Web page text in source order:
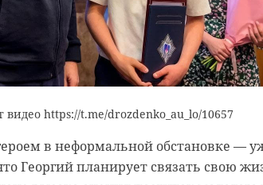
https://t.me/drozdenko_au_lo/10657
в неформальной обстановке —
Георгий планирует связать свою
22 декабря 2025, 21:45